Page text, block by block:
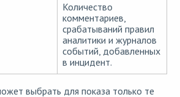
Количество
комментариев,
срабатываний правил
аналитики и журналов
событий, добавленных
в инцидент.
выбрать для показа только те